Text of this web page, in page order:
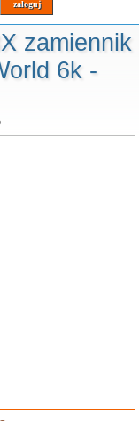
zamiennik
6k -